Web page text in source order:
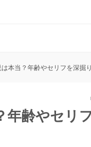
本当？年齢やセリフを深掘
年齢やセリ